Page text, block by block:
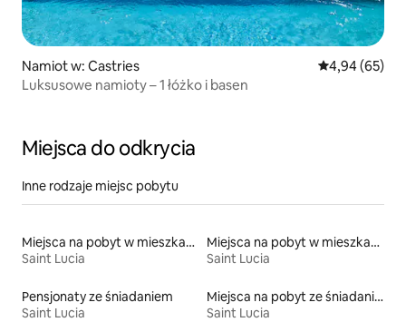
Namiot w: Castries Średnia
4,94 (65)
Luksusowe namioty – 1 łóżko i basen
Miejsca do odkrycia
Inne rodzaje miejsc pobytu
Miejsca na pobyt w mieszkaniach typu condo
Saint Lucia
Miejsca na pobyt w mieszkaniach
Saint Lucia
Pensjonaty ze śniadaniem
Saint Lucia
Miejsca na pobyt ze śniadaniem
Saint Lucia